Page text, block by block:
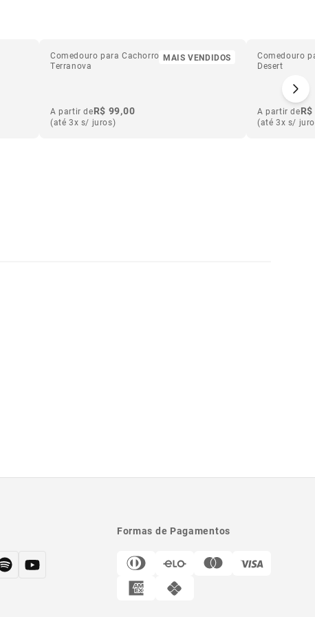
MAIS VENDIDOS
Comedouro para Cachorros de Melamina
Terranova
A partir deR$ 99,00
(até 3x s/ juros)
Comedouro
Desert
A partir de
(até 3x s/
Formas de Pagamentos